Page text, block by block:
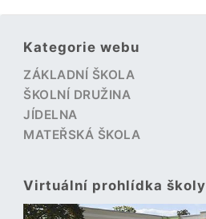
Kategorie webu
ZÁKLADNÍ ŠKOLA
ŠKOLNÍ DRUŽINA
JÍDELNA
MATEŘSKÁ ŠKOLA
Virtuální prohlídka školy